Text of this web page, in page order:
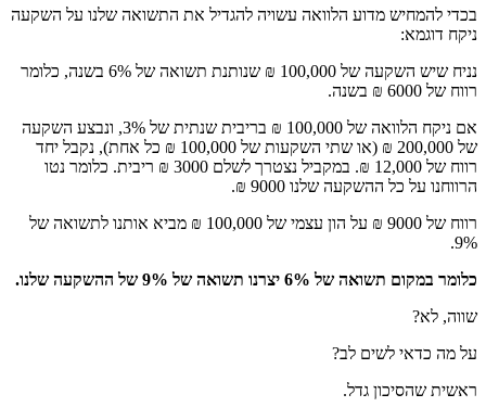
בכדי להמחיש מדוע הלוואה עשויה להגדיל את התשואה שלנו על השקעה
ניקח דוגמא:
נניח שיש השקעה של 100,000 ₪ שנותנת תשואה של 6% בשנה, כלומר
רווח של 6000 ₪ בשנה.
אם ניקח הלוואה של 100,000 ₪ בריבית שנתית של 3%, ונבצע השקעה
של 200,000 ₪ (או שתי השקעות של 100,000 ₪ כל אחת), נקבל יחד
רווח של 12,000 ₪. במקביל נצטרך לשלם 3000 ₪ ריבית. כלומר נטו
הרווחנו על כל ההשקעה שלנו 9000 ₪.
רווח של 9000 ₪ על הון עצמי של 100,000 ₪ מביא אותנו לתשואה של
9%.
כלומר במקום תשואה של 6% יצרנו תשואה של 9% של ההשקעה שלנו.
שווה, לא?
על מה כדאי לשים לב?
ראשית שהסיכון גדל.